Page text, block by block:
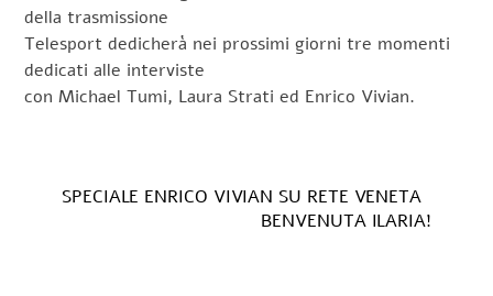
della trasmissione
Telesport dedicherà nei prossimi giorni tre momenti
dedicati alle interviste
con Michael Tumi, Laura Strati ed Enrico Vivian.
SPECIALE ENRICO VIVIAN SU RETE VENETA
BENVENUTA ILARIA!